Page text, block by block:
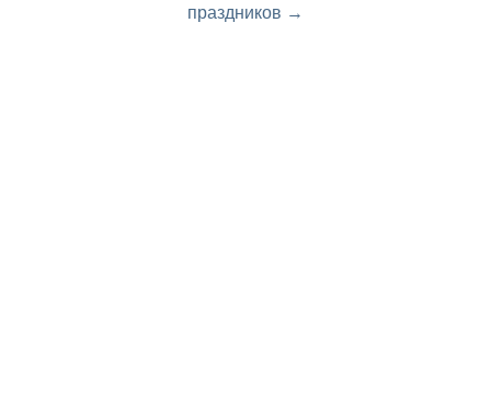
праздников →